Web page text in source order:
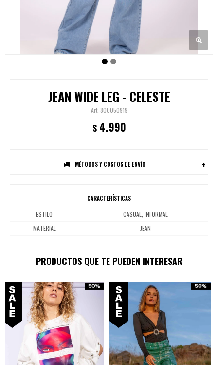
JEAN WIDE LEG - CELESTE
800050919
$ 4.990
MÉTODOS Y COSTOS DE ENVÍO
CARACTERÍSTICAS
ESTILO
CASUAL, INFORMAL
MATERIAL
JEAN
PRODUCTOS QUE TE PUEDEN INTERESAR